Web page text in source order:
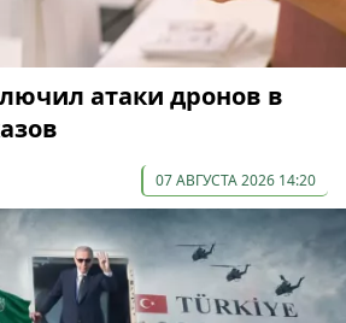
атаки дронов в
07 АВГУСТА 2026 14:20